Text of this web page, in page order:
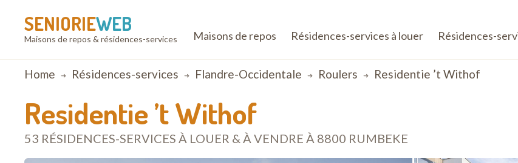
SENIORIEWEB
Maisons de repos & résidences-services Maisons de repos Résidences-services à louer Résidences-
Breadcrumb
Home Résidences-services Flandre-Occidentale Roulers Residentie ’t Withof
Residentie ’t Withof
53 RÉSIDENCES-SERVICES À LOUER & À VENDRE À 8800 RUMBEKE